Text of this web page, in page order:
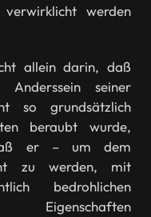
werden
allein darin, daß
seiner
so grundsätzlich
beraubt wurde,
er – um dem
zu werden, mit
bedrohlichen
Eigenschaften